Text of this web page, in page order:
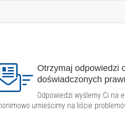
Otrzymaj odpowiedzi
doświadczonych
Odpowiedzi wyślemy Ci na
umieścimy na liście